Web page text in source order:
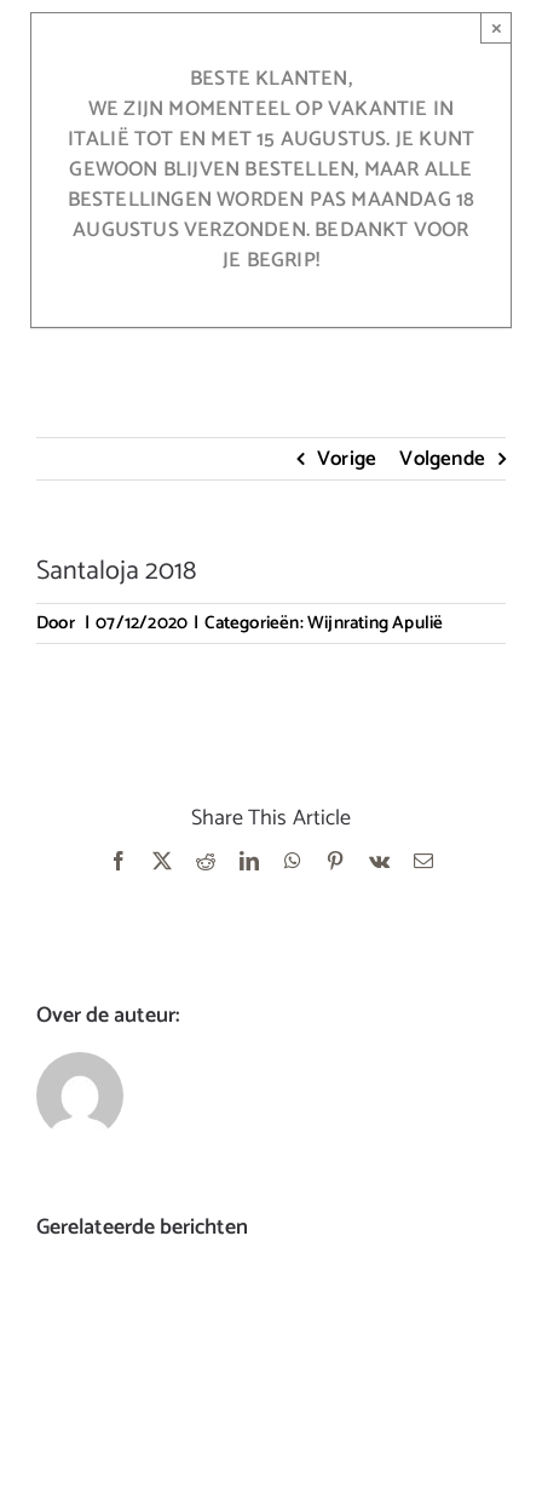
BESTE KLANTEN,
WE ZIJN MOMENTEEL OP VAKANTIE IN
ITALIË TOT EN MET 15 AUGUSTUS. JE KUNT
GEWOON BLIJVEN BESTELLEN, MAAR ALLE
BESTELLINGEN WORDEN PAS MAANDAG 18
AUGUSTUS VERZONDEN. BEDANKT VOOR
JE BEGRIP!
×
Vorige Volgende
Santaloja 2018
Door | 07/12/2020 | Categorieën:Wijnrating Apulië
Share This Article
Facebook RedditLinkedInWhatsApp
Pinterest
Vk
E-
Over de auteur:
Gerelateerde berichten